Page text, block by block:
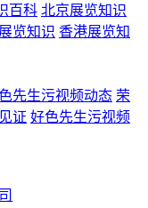
百科 北京展览知识
览知识 香港展览知
先生污视频动态 荣
证 好色先生污视频